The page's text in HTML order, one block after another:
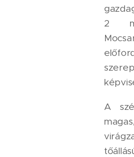
2
A